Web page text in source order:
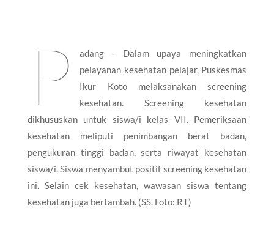
P
adang - Dalam upaya meningkatkan
pelayanan kesehatan pelajar, Puskesmas
Ikur Koto melaksanakan screening
kesehatan. Screening kesehatan
dikhususkan untuk siswa/i kelas VII. Pemeriksaan
kesehatan meliputi penimbangan berat badan,
pengukuran tinggi badan, serta riwayat kesehatan
siswa/i. Siswa menyambut positif screening kesehatan
ini. Selain cek kesehatan, wawasan siswa tentang
kesehatan juga bertambah. (SS. Foto: RT)